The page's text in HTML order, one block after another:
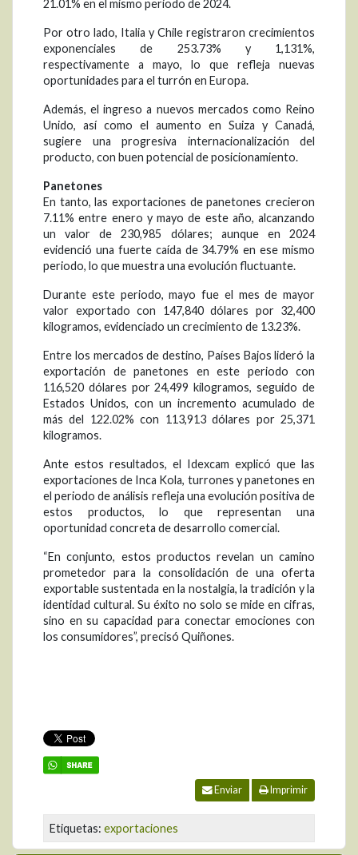
21.01% en el mismo periodo de 2024.
Por otro lado, Italia y Chile registraron crecimientos
exponenciales de 253.73% y 1,131%,
respectivamente a mayo, lo que refleja nuevas
oportunidades para el turrón en Europa.
Además, el ingreso a nuevos mercados como Reino
Unido, así como el aumento en Suiza y Canadá,
sugiere una progresiva internacionalización del
producto, con buen potencial de posicionamiento.
Panetones
En tanto, las exportaciones de panetones crecieron
7.11% entre enero y mayo de este año, alcanzando
un valor de 230,985 dólares; aunque en 2024
evidenció una fuerte caída de 34.79% en ese mismo
periodo, lo que muestra una evolución fluctuante.
Durante este periodo, mayo fue el mes de mayor
valor exportado con 147,840 dólares por 32,400
kilogramos, evidenciado un crecimiento de 13.23%.
Entre los mercados de destino, Países Bajos lideró la
exportación de panetones en este periodo con
116,520 dólares por 24,499 kilogramos, seguido de
Estados Unidos, con un incremento acumulado de
más del 122.02% con 113,913 dólares por 25,371
kilogramos.
Ante estos resultados, el Idexcam explicó que las
exportaciones de Inca Kola, turrones y panetones en
el periodo de análisis refleja una evolución positiva de
estos productos, lo que representan una
oportunidad concreta de desarrollo comercial.
“En conjunto, estos productos revelan un camino
prometedor para la consolidación de una oferta
exportable sustentada en la nostalgia, la tradición y la
identidad cultural. Su éxito no solo se mide en cifras,
sino en su capacidad para conectar emociones con
los consumidores”, precisó Quiñones.
Enviar Imprimir
Etiquetas: exportaciones